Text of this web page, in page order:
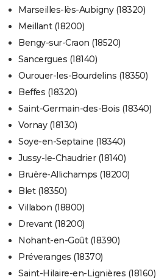
Marseilles-lès-Aubigny (18320)
Meillant (18200)
Bengy-sur-Craon (18520)
Sancergues (18140)
Ourouer-les-Bourdelins (18350)
Beffes (18320)
Saint-Germain-des-Bois (18340)
Vornay (18130)
Soye-en-Septaine (18340)
Jussy-le-Chaudrier (18140)
Bruère-Allichamps (18200)
Blet (18350)
Villabon (18800)
Drevant (18200)
Nohant-en-Goût (18390)
Préveranges (18370)
Saint-Hilaire-en-Lignières (18160)